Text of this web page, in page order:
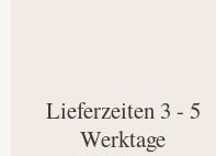
Lieferzeiten 3 - 5
Werktage